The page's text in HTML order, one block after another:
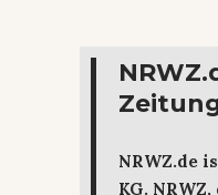
NRWZ.de
KG.